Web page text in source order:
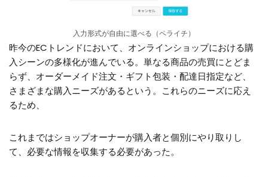
入力形式が自由に選べる（ペライチ）
昨今のECトレンドにおいて、オンラインショップにおける購
入シーンの多様化が進んでいる。単なる商品の売買にとどま
らず、オーダーメイド注文・ギフト包装・配達日指定など、
さまざまな購入ニーズがあるという。これらのニーズに応え
るため、
これまではショップオーナーが購入者と個別にやり取りし
て、必要な情報を収集する必要があった。